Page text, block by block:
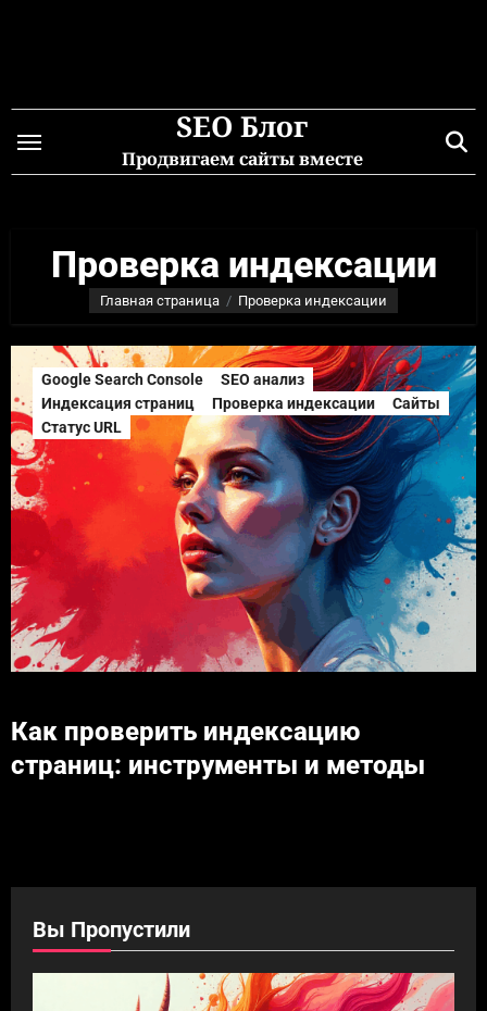
SEO Блог
Продвигаем сайты вместе
Проверка индексации
Главная страница Проверка индексации
Google Search Console
SEO анализ
Индексация страниц
Проверка индексации
Сайты
Статус URL
Как проверить индексацию
страниц: инструменты и методы
Вы Пропустили